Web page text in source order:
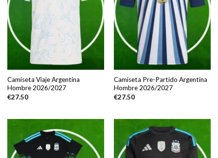
Camiseta Viaje Argentina
Hombre 2026/2027
€27.50
Camiseta Pre-Partido Argentina
Hombre 2026/2027
€27.50